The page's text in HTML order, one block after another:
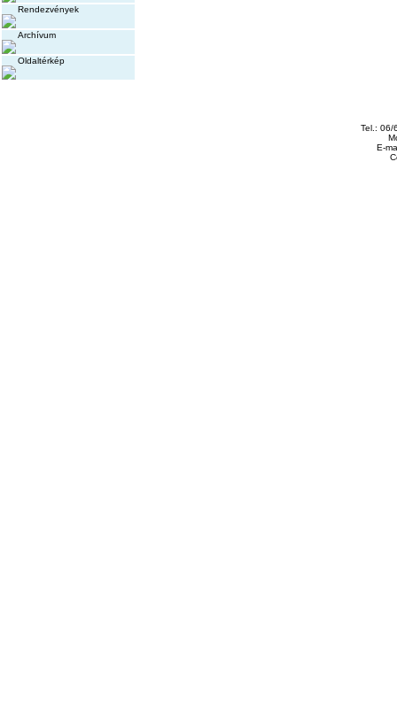
Rendezvények
Archívum
Oldaltérkép
Tel.: 06/
E-